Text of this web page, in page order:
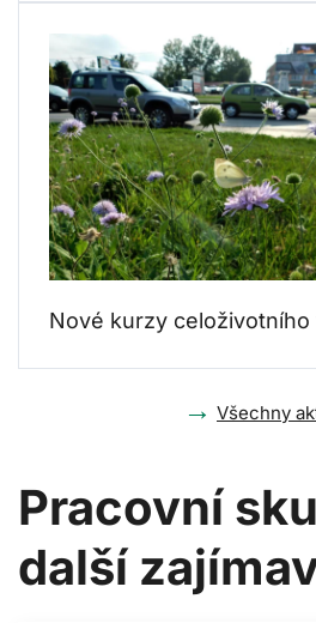
Nové kurzy celoživotního
→ Všechny
Pracovní
další